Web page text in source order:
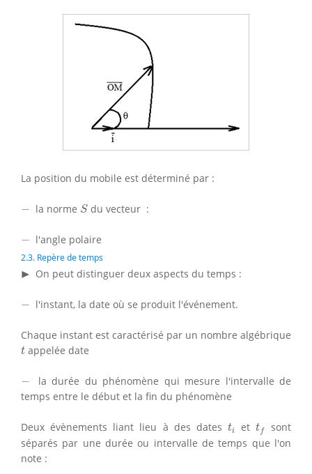
La position du mobile est déterminé par :
−
− la norme S
Sdu vecteur :
−
− l'angle polaire
2.3. Repère de temps
▶
▸ On peut distinguer deux aspects du temps :
−
− l'instant, la date où se produit l'événement.
Chaque instant est caractérisé par un nombre algébrique
t
t appelée date
−
−
la durée du phénomène qui mesure l'intervalle de
temps entre le début et la fin du phénomène
Deux évènements liant lieu à des datesti
t ettf
t
sont
séparés par une durée ou intervalle de temps que l'on
note :